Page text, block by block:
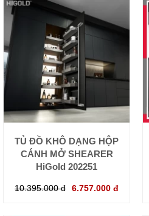
TỦ ĐỒ KHÔ DẠNG HỘP
CÁNH MỞ SHEARER
HiGold 202251
10.395.000 đ 6.757.000 đ